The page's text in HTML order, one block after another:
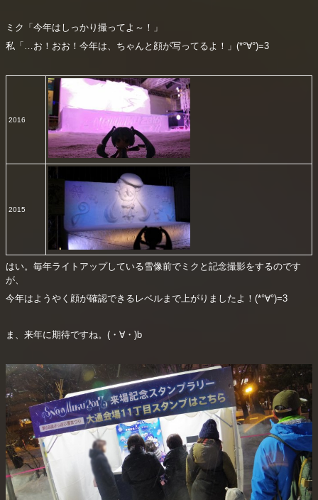
ミク「今年はしっかり撮ってよ～！」
私「…お！おお！今年は、ちゃんと顔が写ってるよ！」(*°∀°)=3
2016
2015
はい。毎年ライトアップしている雪像前でミクと記念撮影をするのです
が、
今年はようやく顔が確認できるレベルまで上がりましたよ！(*°∀°)=3
ま、来年に期待ですね。(・∀・)b